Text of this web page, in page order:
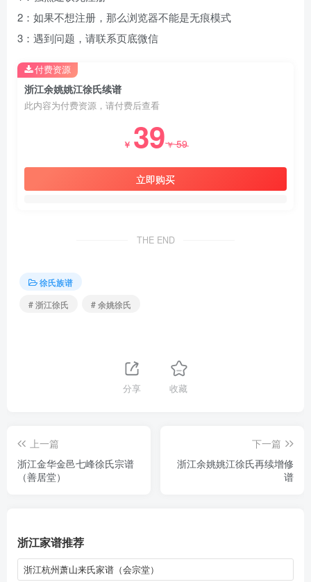
2：如果不想注册，那么浏览器不能是无痕模式
3：遇到问题，请联系页底微信
浙江余姚姚江徐氏续谱
此内容为付费资源，请付费后查看
￥ 39￥59
立即购买
付费资源
THE END
徐氏族谱
# 浙江徐氏
# 余姚徐氏
分享 收藏
上一篇
浙江金华金邑七峰徐氏宗谱
（善居堂）
下一篇
浙江余姚姚江徐氏再续增修
谱
浙江家谱推荐
浙江杭州萧山来氏家谱（会宗堂）